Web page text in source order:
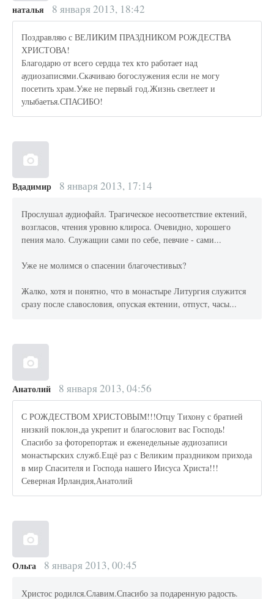
наталья 8 января 2013, 18:42
Поздравляю с ВЕЛИКИМ ПРАЗДНИКОМ РОЖДЕСТВА
ХРИСТОВА!
Благодарю от всего сердца тех кто работает над
аудиозаписями.Скачиваю богослужения если не могу
посетить храм.Уже не первый год.Жизнь светлеет и
улыбаетья.СПАСИБО!
Вдадимир 8 января 2013, 17:14
Прослушал аудиофайл. Трагическое несоответствие ектений,
возгласов, чтения уровню клироса. Очевидно, хорошего
пения мало. Служащии сами по себе, певчие - сами...
Уже не молимся о спасении благочестивых?
Жалко, хотя и понятно, что в монастыре Литургия служится
сразу после славословия, опуская ектении, отпуст, часы...
Анатолий 8 января 2013, 04:56
С РОЖДЕСТВОМ ХРИСТОВЫМ!!!Отцу Тихону с братией
низкий поклон,да укрепит и благословит вас Господь!
Спасибо за фоторепортаж и еженедельные аудиозаписи
монастырских служб.Ещё раз с Великим праздником прихода
в мир Спасителя и Господа нашего Иисуса Христа!!!
Северная Ирландия,Анатолий
Ольга 8 января 2013, 00:45
Христос родился.Славим.Спасибо за подаренную радость.